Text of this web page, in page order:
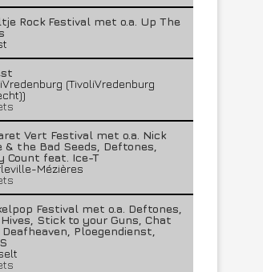
Rock Festival met o.a. Up The
(TivoliVredenburg
Vert Festival met o.a. Nick
& the Bad Seeds, Deftones,
Count feat. Ice-T
Mézières
Festival met o.a. Deftones,
Stick to your Guns, Chat
Deafheaven, Ploegendienst,